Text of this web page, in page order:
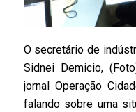
O secretário de
Sidnei Demicio,
jornal Operação
falando sobre uma